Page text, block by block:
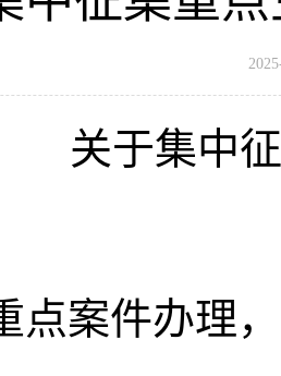
关于集中
点案件办理